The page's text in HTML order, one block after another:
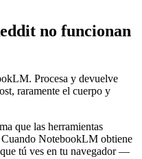
no funcionan
Procesa y devuelve
raramente el cuerpo y
que las herramientas
Cuando NotebookLM obtiene
tú ves en tu navegador —